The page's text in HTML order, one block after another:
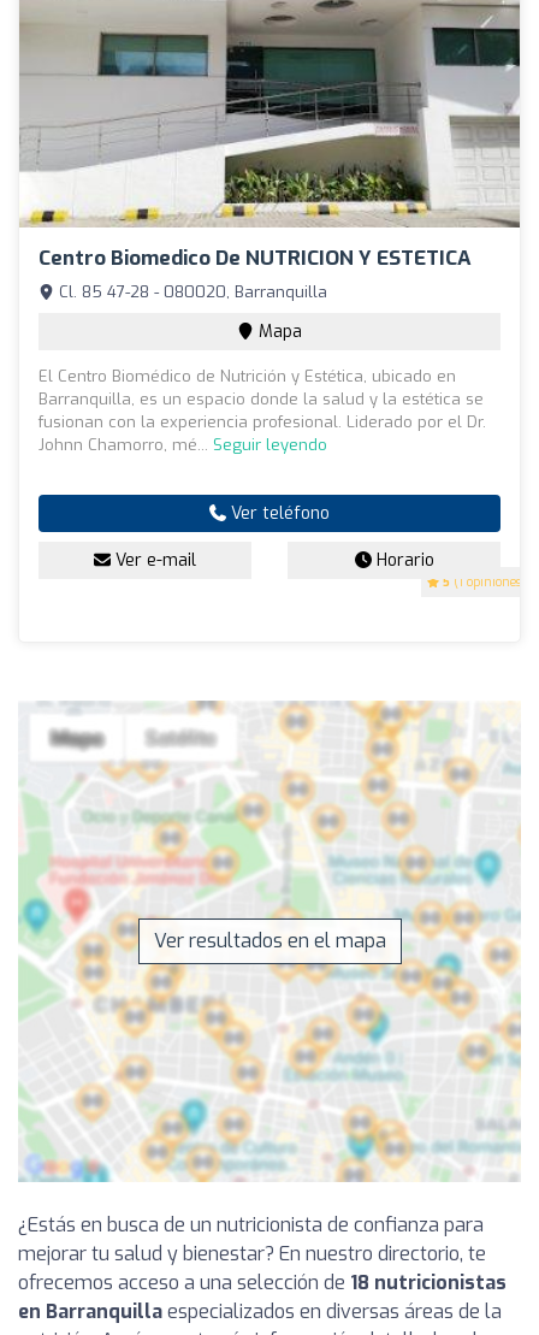
Centro Biomedico De NUTRICION Y ESTETICA
5 (1 opiniones)
Cl. 85 47-28 - 080020, Barranquilla
Mapa
El Centro Biomédico de Nutrición y Estética, ubicado en
Barranquilla, es un espacio donde la salud y la estética se
fusionan con la experiencia profesional. Liderado por el Dr.
Johnn Chamorro, mé... Seguir leyendo
Ver teléfono
Ver e-mail Horario
Ver resultados en el mapa
¿Estás en busca de un nutricionista de confianza para
mejorar tu salud y bienestar? En nuestro directorio, te
ofrecemos acceso a una selección de 18 nutricionistas
en Barranquillaespecializados en diversas áreas de la